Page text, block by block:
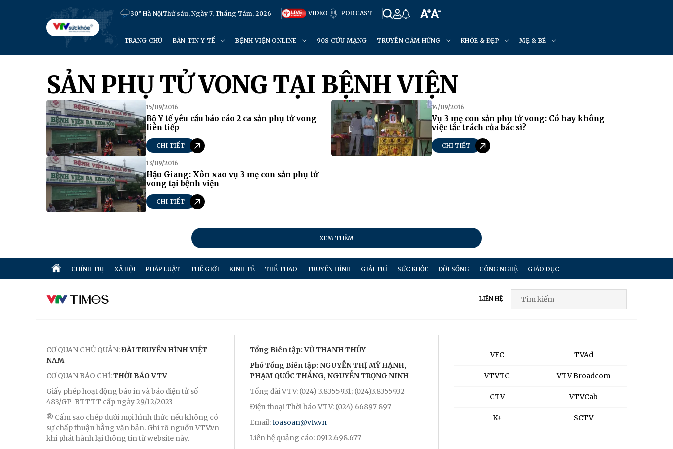
30° Hà NộiThứ sáu, Ngày 7, Tháng Tám, 2026 VIDEO PODCAST
TRANG CHỦ BẢN TIN Y TẾ BỆNH VIỆN ONLINE 90S CỨU MẠNG TRUYỀN CẢM HỨNG KHỎE & ĐẸP MẸ & BÉ
SẢN PHỤ TỬ VONG TẠI BỆNH VIỆN
15/09/2016
Bộ Y tế yêu cầu báo cáo 2 ca sản phụ tử vong
liên tiếp
CHI TIẾT
14/09/2016
Vụ 3 mẹ con sản phụ tử vong: Có hay không
việc tắc trách của bác sĩ?
CHI TIẾT
13/09/2016
Hậu Giang: Xôn xao vụ 3 mẹ con sản phụ tử
vong tại bệnh viện
CHI TIẾT
XEM THÊM
CHÍNH TRỊ XÃ HỘI PHÁP LUẬT THẾ GIỚI KINH TẾ THỂ THAO TRUYỀN HÌNH GIẢI TRÍ SỨC KHỎE ĐỜI SỐNG CÔNG NGHỆ GIÁO DỤC
LIÊN HỆ
CƠ QUAN CHỦ QUẢN:ĐÀI TRUYỀN HÌNH VIỆT
NAM
CƠ QUAN BÁO CHÍ:THỜI BÁO VTV
Giấy phép hoạt động báo in và báo điện tử số
483/GP-BTTTT cấp ngày 29/12/2023
® Cấm sao chép dưới mọi hình thức nếu không có
sự chấp thuận bằng văn bản. Ghi rõ nguồn VTV.vn
khi phát hành lại thông tin từ website này.
Tổng Biên tập: VŨ THANH THỦY
Phó Tổng Biên tập: NGUYỄN THỊ MỸ HẠNH,
PHẠM QUỐC THẮNG, NGUYỄN TRỌNG NINH
Tổng đài VTV: (024) 3.8355931; (024)3.8355932
Điện thoại Thời báo VTV: (024) 66897 897
Email:toasoan@vtv.vn
Liên hệ quảng cáo: 0912.698.677
VFC
VTVTC
CTV
K+
TVAd
VTV Broadcom
VTVCab
SCTV